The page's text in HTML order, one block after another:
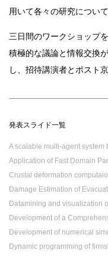
用いて各々の研究につい
三日間のワークショップ
積極的な議論と情報交換
し、招待講演者とポスト
発表スライド一覧
A scalable multi-agent
Application of Fast Domain
Crustal deformation
Damage Estimation of
Datamining and visualization
Development of a
Development of numerical
Dynamic programming of